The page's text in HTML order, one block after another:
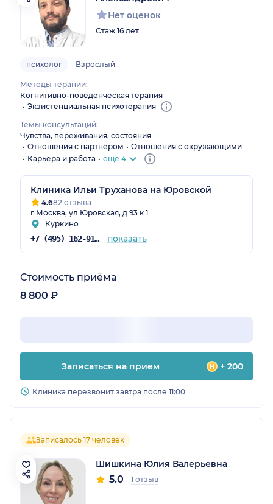
Нет оценок
Стаж 16 лет
психолог Взрослый
Методы терапии:
Когнитивно-поведенческая терапия
Экзистенциальная психотерапия
Темы консультаций:
Чувства, переживания, состояния
Отношения с партнёром
Отношения с окружающими
Карьера и работа
еще 4
Клиника Ильи Труханова на Юровской
4.682 отзыва
г Москва, ул Юровская, д 93 к 1
Куркино
+7 (495) 162-91-70 показать
Стоимость приёма
8 800 ₽
Записаться на прием + 200
Клиника перезвонит завтра после 11:00
Записалось 17 человек
Шишкина Юлия Валерьевна
5.0 1 отзыв